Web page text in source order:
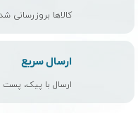
کالاها بروزرسانی
ارسال سریع
ارسال با پیک،